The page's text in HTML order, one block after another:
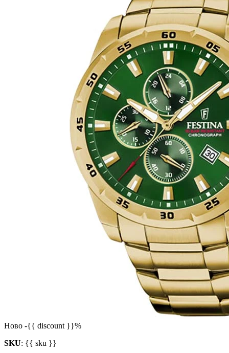
Ново -{{ discount }}%
SKU: {{ sku }}